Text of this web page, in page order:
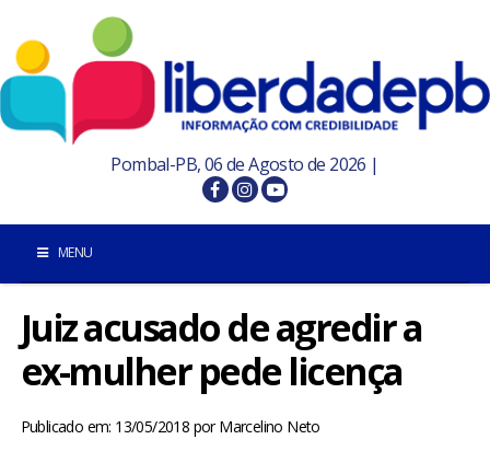
Pombal-PB, 06 de Agosto de 2026 |
MENU
INÍCIO
POMBAL E REGIÃO
PARAÍBA
Juiz acusado de agredir a
ex-mulher pede licença
Publicado em: 13/05/2018 porMarcelino Neto